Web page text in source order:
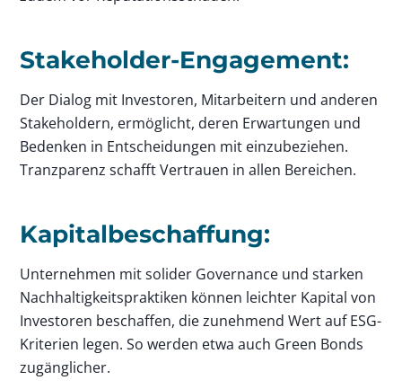
Stakeholder-Engagement:
Der Dialog mit Investoren, Mitarbeitern und anderen
Stakeholdern, ermöglicht, deren Erwartungen und
Bedenken in Entscheidungen mit einzubeziehen.
Tranzparenz schafft Vertrauen in allen Bereichen.
Kapitalbeschaffung:
Unternehmen mit solider Governance und starken
Nachhaltigkeitspraktiken können leichter Kapital von
Investoren beschaffen, die zunehmend Wert auf ESG-
Kriterien legen. So werden etwa auch Green Bonds
zugänglicher.